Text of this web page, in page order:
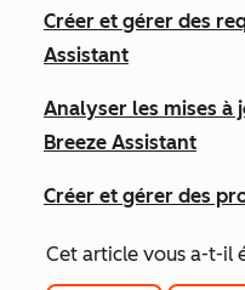
Créer et gérer des
Assistant
Analyser les mises à
Breeze Assistant
Créer et gérer des
Cet article vous a-t-il